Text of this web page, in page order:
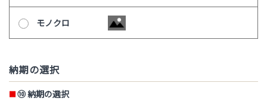
モノクロ
納期の選択
⑩ 納期の選択